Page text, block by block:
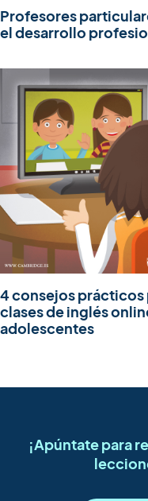
Profesores
el desarrollo
4 consejos prácticos
clases de inglés
adolescentes
¡Apúntate para